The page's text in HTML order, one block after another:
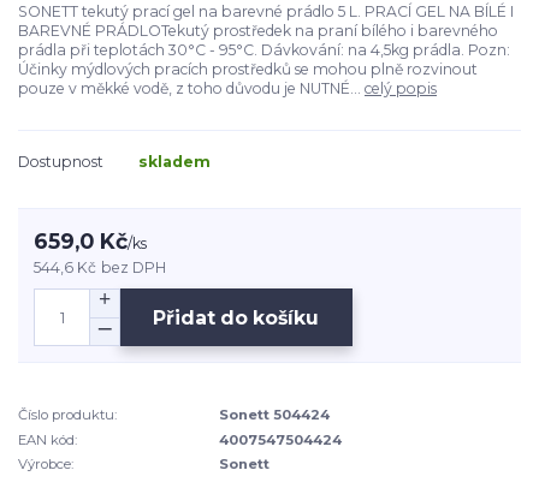
SONETT tekutý prací gel na barevné prádlo 5 L. PRACÍ GEL NA BÍLÉ I
BAREVNÉ PRÁDLOTekutý prostředek na praní bílého i barevného
prádla při teplotách 30°C - 95°C. Dávkování: na 4,5kg prádla. Pozn:
Účinky mýdlových pracích prostředků se mohou plně rozvinout
pouze v měkké vodě, z toho důvodu je NUTNÉ... celý popis
Dostupnost skladem
659,0 Kč/ks
544,6 Kč bez DPH
Přidat do košíku
Číslo produktu:
Sonett 504424
EAN kód:
4007547504424
Výrobce:
Sonett